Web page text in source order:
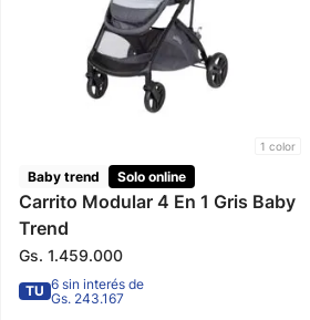
1 color
Baby trend Solo online
Carrito Modular 4 En 1 Gris Baby
Trend
Gs. 1.459.000
TU 6 sin interés de
Gs. 243.167